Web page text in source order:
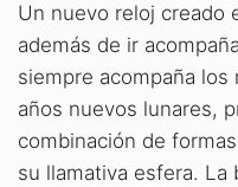
Un nuevo reloj creado
además de ir
siempre acompaña
años nuevos lunares,
combinación de
su llamativa esfera. La